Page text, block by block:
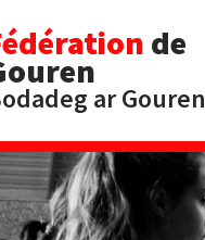
de
ar Gouren